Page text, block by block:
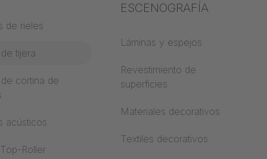
aprendizaje
abierto
Arquitectura
de rieles
tijera
cortina de
acústicos
Roller
ESCENOGRAFÍA
Láminas y espejos
Revestimiento de
superficies
Materiales decorativos
Textiles decorativos